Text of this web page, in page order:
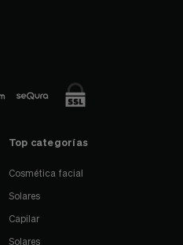
Top categorías
Cosmética facial
Solares
Capilar
Solares